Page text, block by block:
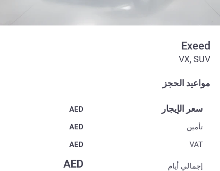
Exeed
VX, SUV
مواعيد الحجز
سعر الإيجار
AED
تأمين
AED
VAT
AED
إجمالي أيام AED